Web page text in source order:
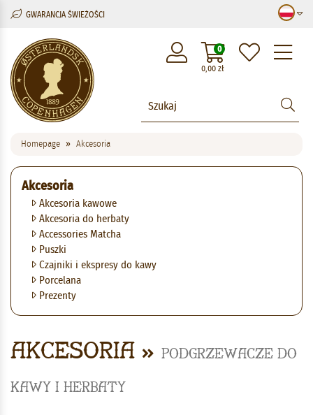
GWARANCJA ŚWIEŻOŚCI
0,00 zł
0
Homepage Akcesoria
Akcesoria
Akcesoria kawowe
Akcesoria do herbaty
Accessories Matcha
Puszki
Czajniki i ekspresy do kawy
Porcelana
Prezenty
Akcesoria
Podgrzewacze do
kawy i herbaty